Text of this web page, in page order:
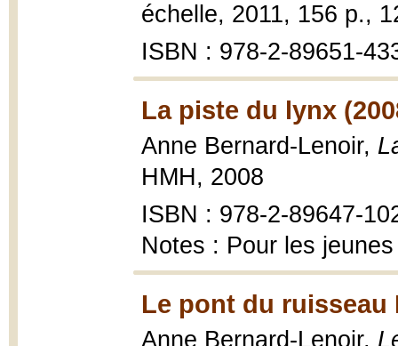
échelle, 2011, 156 p.,
ISBN : 978-2-89651-
La piste du lynx
Anne Bernard-Lenoir,
HMH, 2008
ISBN : 978-2-89647-
Notes : Pour les
Le pont du ruisseau
Anne Bernard-Lenoir,